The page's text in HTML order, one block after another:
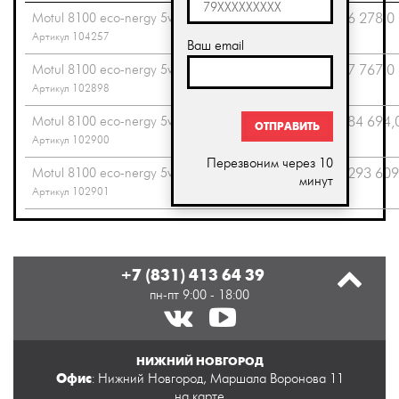
Ваш email
ОТПРАВИТЬ
Перезвоним через 10
минут
Motul 8100 eco-nergy 5w30
Артикул 104257
4.0 0 6 278,0
Motul 8100 eco-nergy 5w30
Артикул 102898
7 767,0
Motul 8100 eco-nergy 5w30
Артикул 102900
0 84
Motul 8100 eco-nergy 5w30
Артикул 102901
208.0 293
+7 (831) 413 64 39
пн-пт 9:00 - 18:00
НИЖНИЙ НОВГОРОД
Офис: Нижний Новгород, Маршала Воронова 11